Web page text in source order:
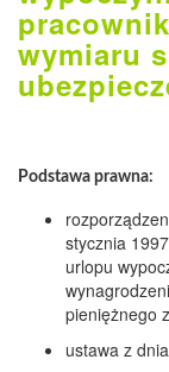
wymiaru
Podstawa prawna:
stycznia
urlopu
pieniężnego
ustawa z